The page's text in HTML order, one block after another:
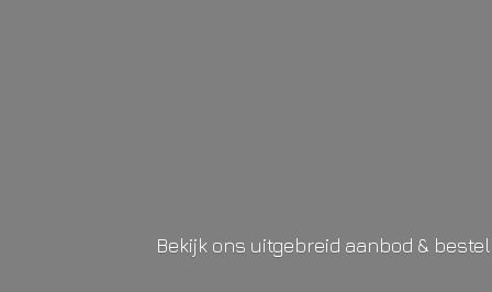
Bekijk ons uitgebreid aanbod & bestel